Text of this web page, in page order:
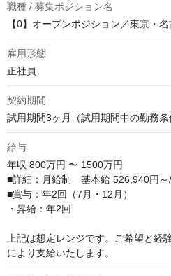
職種 / 募集ポジション名
【0】オープンポジション／東京・
雇用形態
正社員
契約期間
試用期間3ヶ月（試用期間中の勤務条
給与
年収 800万円 〜 1500万円
■詳細：月給制　基本給 526,940円～
■賞与：年2回（7月・12月）
・昇給：年2回
上記は想定レンジです。ご希望と経
により支給いたします。